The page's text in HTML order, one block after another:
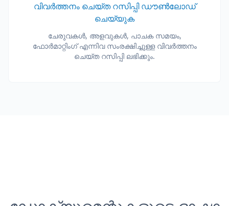
വിവർത്തനം ചെയ്ത റസിപ്പി ഡൗൺലോഡ്
ചെയ്യുക
ചേരുവകൾ, അളവുകൾ, പാചക സമയം,
ഫോർമാറ്റിംഗ് എന്നിവ സംരക്ഷിച്ചുള്ള വിവർത്തനം
ചെയ്ത റസിപ്പി ലഭിക്കും.